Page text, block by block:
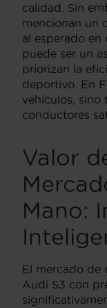
calidad. Sin
mencionan un
al esperado
puede ser un
priorizan la
deportivo. En
vehículos, sino
conductores
Valor
Mano:
El mercado de
Audi S3 con